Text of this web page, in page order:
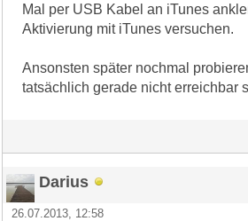
Mal per USB Kabel an iTunes
Aktivierung mit iTunes versuchen.
Ansonsten später nochmal
tatsächlich gerade nicht erreichbar
Darius
26.07.2013, 12:58